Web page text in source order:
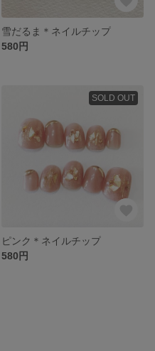
雪だるま＊ネイルチップ
580円
SOLD OUT
ピンク＊ネイルチップ
580円